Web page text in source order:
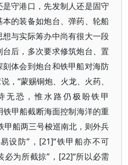
守港口，先发制人还是固守
的装备如炮台、弹药、轮船
与实际筹办中尚有很大一段
后，多次要求修筑炮台、置
体会到炮台和铁甲船对海防
，“蒙赐铜炮、火龙、火药、
无恐，惟水路仍极盼铁甲
铁甲船截断海面控制海洋的重
甲船两三号梭巡南北，则外兵
设防”，[21]“铁甲船亦不可
为所截掠”，[22]“所以必需